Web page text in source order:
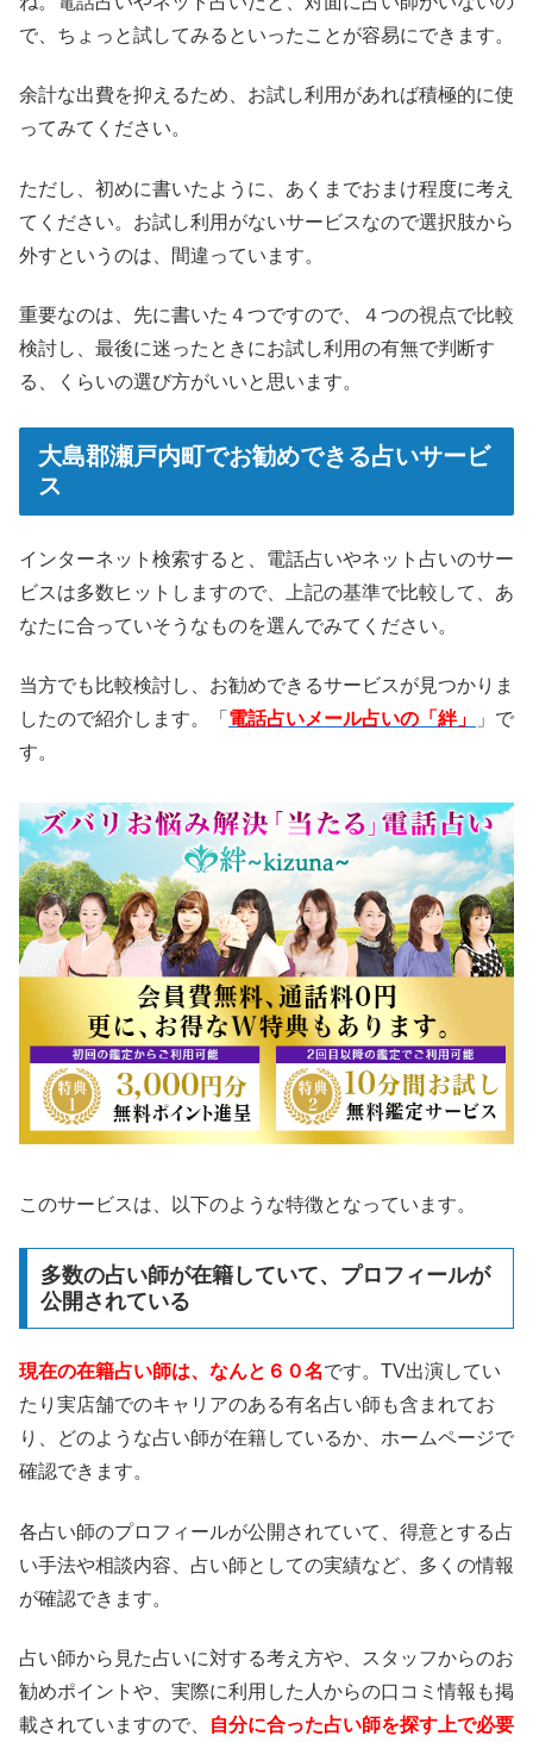
で、ちょっと試してみるといったことが容易にできます。
余計な出費を抑えるため、お試し利用があれば積極的に使
ってみてください。
ただし、初めに書いたように、あくまでおまけ程度に考え
てください。お試し利用がないサービスなので選択肢から
外すというのは、間違っています。
重要なのは、先に書いた４つですので、４つの視点で比較
検討し、最後に迷ったときにお試し利用の有無で判断す
る、くらいの選び方がいいと思います。
大島郡瀬戸内町でお勧めできる占いサービ
ス
インターネット検索すると、電話占いやネット占いのサー
ビスは多数ヒットしますので、上記の基準で比較して、あ
なたに合っていそうなものを選んでみてください。
当方でも比較検討し、お勧めできるサービスが見つかりま
したので紹介します。「 電話占いメール占いの「絆」
」で
す。
このサービスは、以下のような特徴となっています。
多数の占い師が在籍していて、プロフィールが
公開されている
現在の在籍占い師は、なんと６０名です。TV出演してい
たり実店舗でのキャリアのある有名占い師も含まれてお
り、どのような占い師が在籍しているか、ホームページで
確認できます。
各占い師のプロフィールが公開されていて、得意とする占
い手法や相談内容、占い師としての実績など、多くの情報
が確認できます。
占い師から見た占いに対する考え方や、スタッフからのお
勧めポイントや、実際に利用した人からの口コミ情報も掲
載されていますので、
自分に合った占い師を探す上で必要